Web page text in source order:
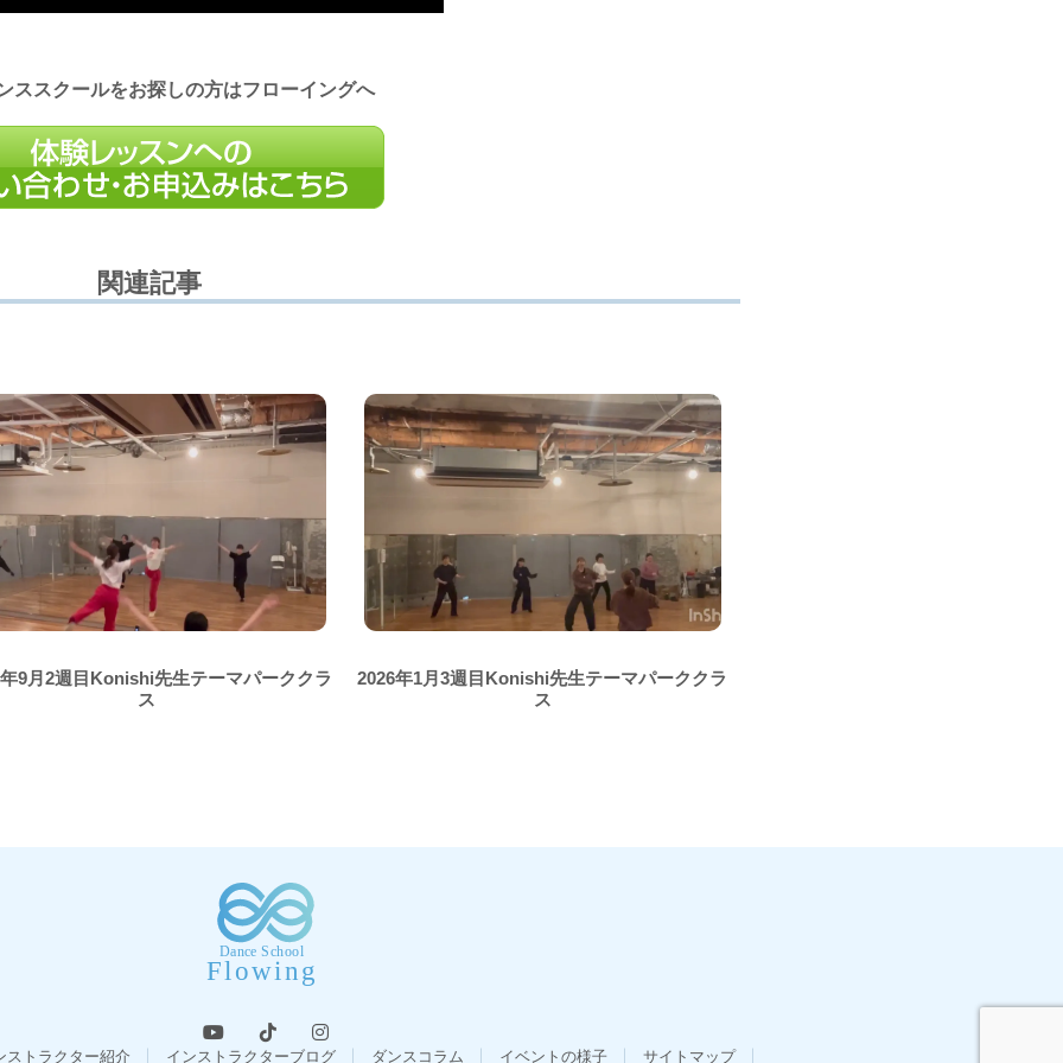
ススクールをお探しの方はフローイングへ
関連記事
9月2週目Konishi先生テーマパーククラ
ス
2026年1月3週目Konishi先生テーマパーククラ
ス
ストラクター紹介 インストラクターブログ ダンスコラム イベントの様子 サイトマップ